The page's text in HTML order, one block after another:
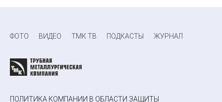
ФОТО ВИДЕО ТМК ТВ ПОДКАСТЫ ЖУРНАЛ
ПОЛИТИКА КОМПАНИИ В ОБЛАСТИ ЗАЩИТЫ